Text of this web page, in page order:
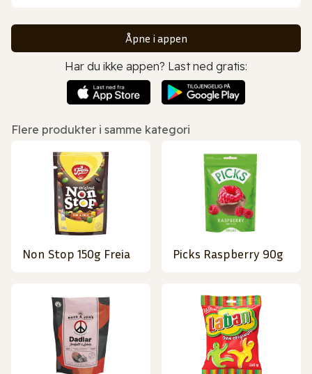
Åpne i appen
Har du ikke appen? Last ned gratis:
Flere produkter i samme kategori
Non Stop 150g Freia Picks Raspberry 90g